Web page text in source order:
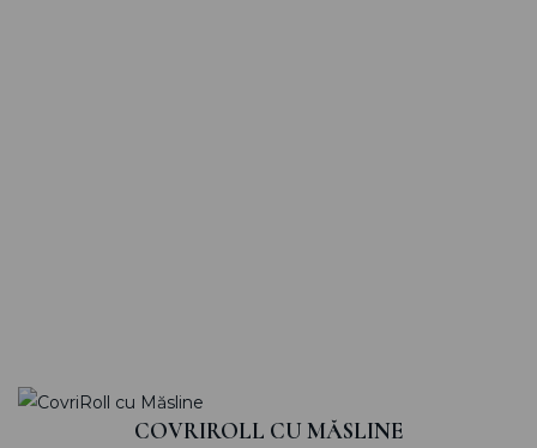
COVRIROLL CU MĂSLINE